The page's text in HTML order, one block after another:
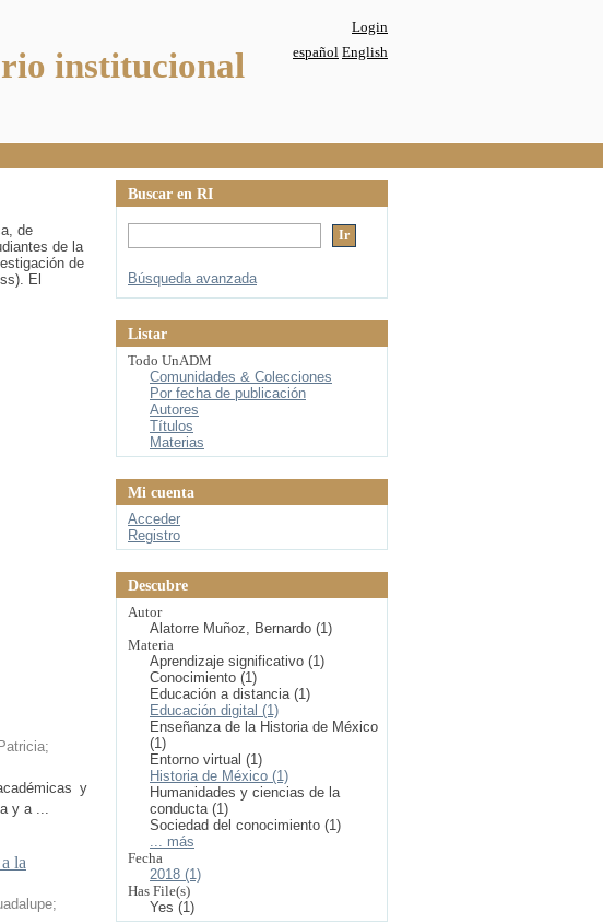
institucional
Login
español English
de
de la
de
El
;
y
y a ...
la
;
Buscar en RI
Búsqueda avanzada
Listar
Todo UnADM
Comunidades & Colecciones
Por fecha de publicación
Autores
Títulos
Materias
Mi cuenta
Acceder
Registro
Descubre
Autor
Alatorre Muñoz, Bernardo (1)
Materia
Aprendizaje significativo (1)
Conocimiento (1)
Educación a distancia (1)
Educación digital (1)
Enseñanza de la Historia de México
(1)
Entorno virtual (1)
Historia de México (1)
Humanidades y ciencias de la
conducta (1)
Sociedad del conocimiento (1)
... más
Fecha
2018 (1)
Has File(s)
Yes (1)